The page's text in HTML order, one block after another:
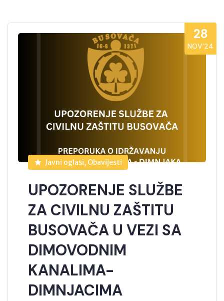
28
NOV’24
Javni oglasi, Obavijesti
UPOZORENJE SLUŽBE
ZA CIVILNU ZAŠTITU
BUSOVAČA U VEZI SA
DIMOVODNIM
KANALIMA-
DIMNJACIMA